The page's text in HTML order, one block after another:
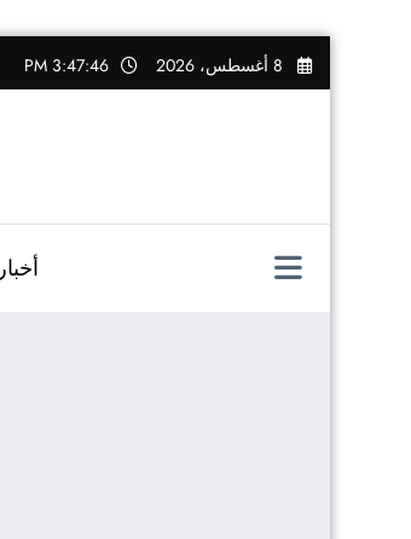
التجاوز
إلى
8 أغسطس، 2026 3:47:47 PM
أخبار